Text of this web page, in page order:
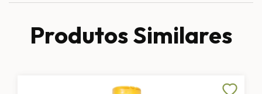
Produtos Similares